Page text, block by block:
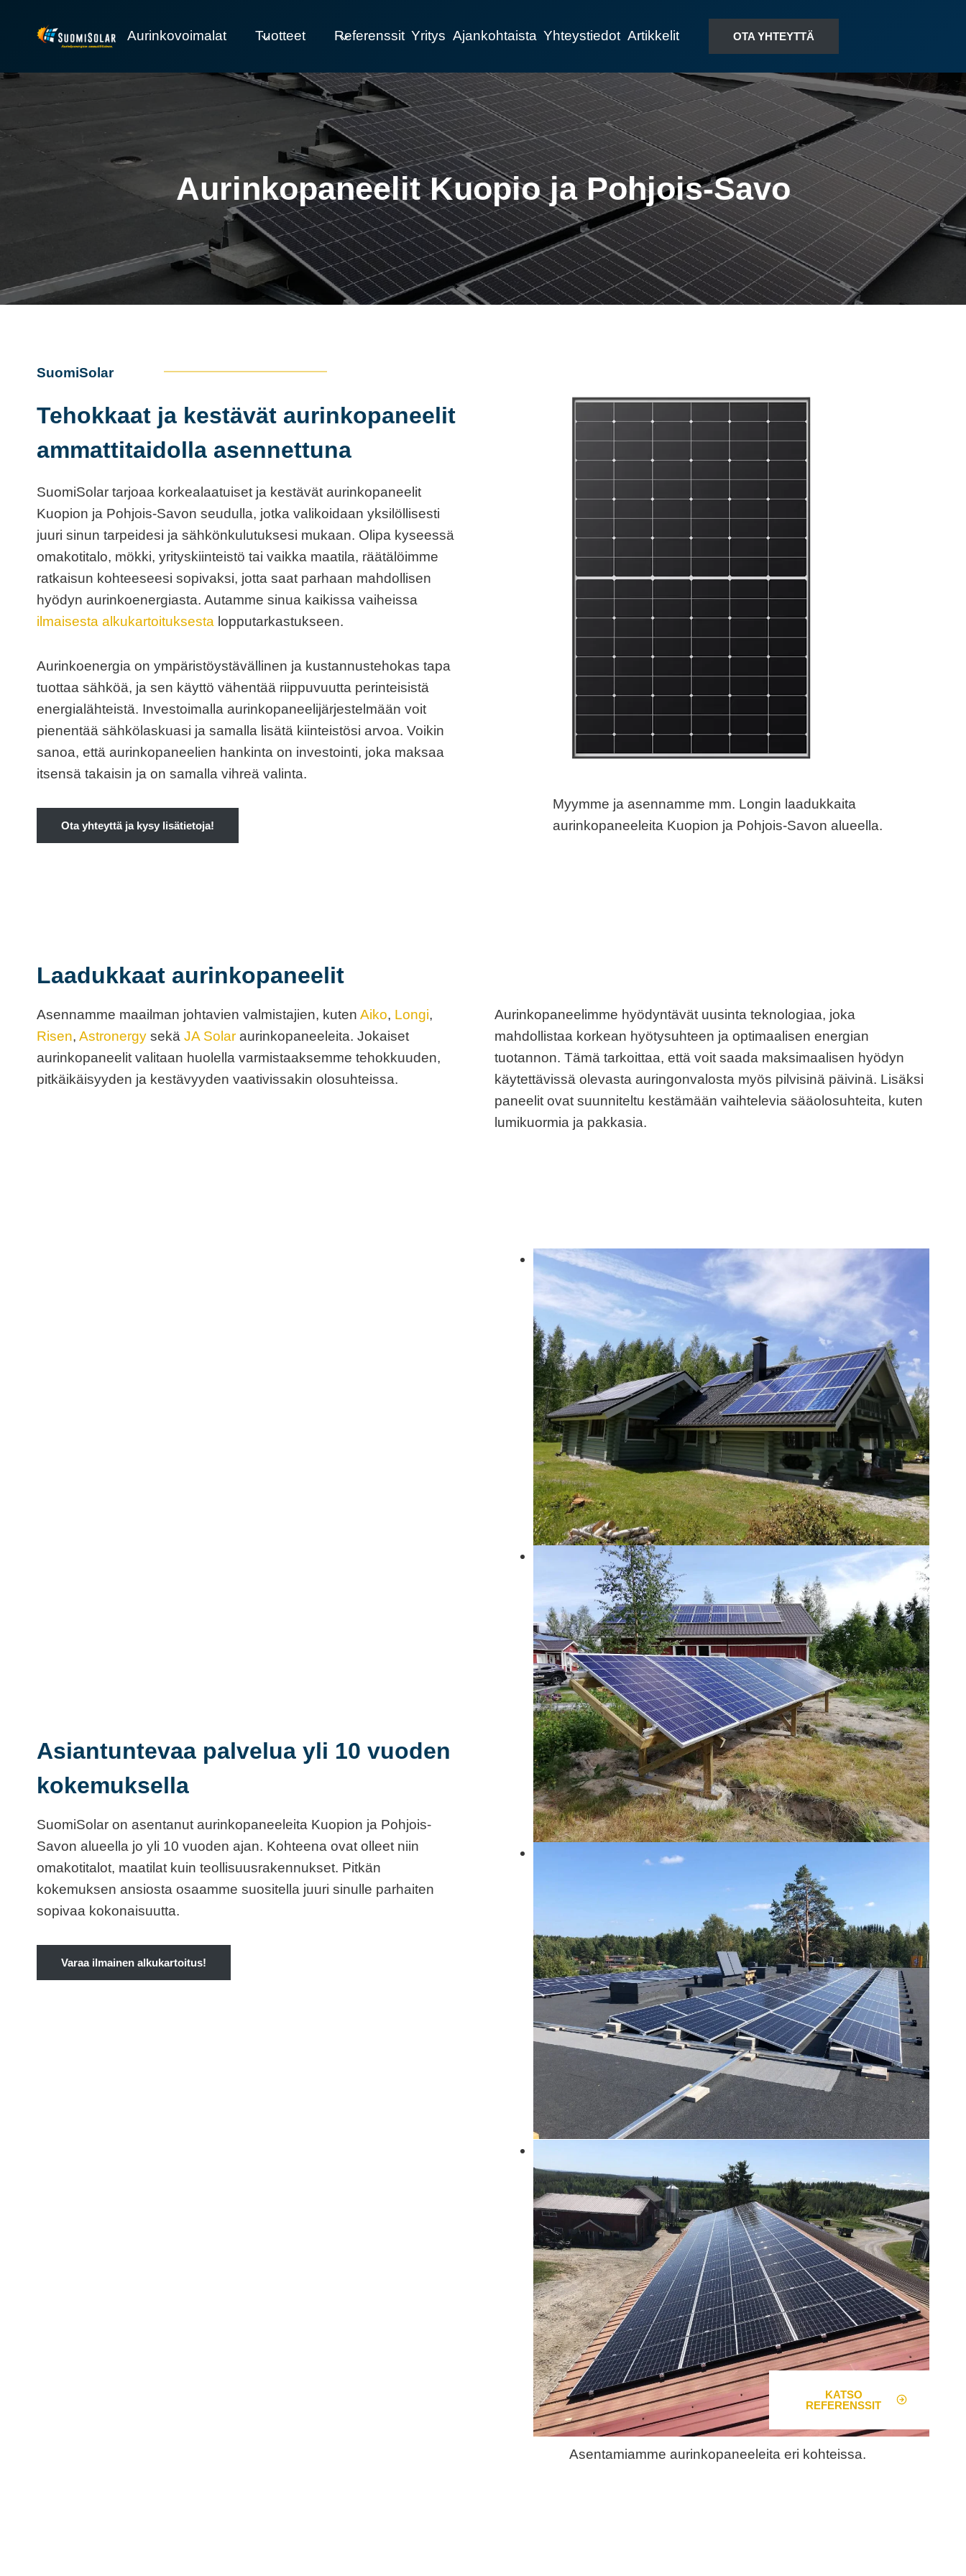
sisältöön
Aurinkovoimalat Tuotteet Referenssit Yritys Ajankohtaista Yhteystiedot Artikkelit OTA YHTEYTTÄ
Aurinkopaneelit Kuopio ja Pohjois-Savo
SuomiSolar
Tehokkaat ja kestävät aurinkopaneelit
ammattitaidolla asennettuna
SuomiSolar tarjoaa korkealaatuiset ja kestävät aurinkopaneelit
Kuopion ja Pohjois-Savon seudulla, jotka valikoidaan yksilöllisesti
juuri sinun tarpeidesi ja sähkönkulutuksesi mukaan. Olipa kyseessä
omakotitalo, mökki, yrityskiinteistö tai vaikka maatila, räätälöimme
ratkaisun kohteeseesi sopivaksi, jotta saat parhaan mahdollisen
hyödyn aurinkoenergiasta. Autamme sinua kaikissa vaiheissa
ilmaisesta alkukartoituksesta lopputarkastukseen.
Aurinkoenergia on ympäristöystävällinen ja kustannustehokas tapa
tuottaa sähköä, ja sen käyttö vähentää riippuvuutta perinteisistä
energialähteistä. Investoimalla aurinkopaneelijärjestelmään voit
pienentää sähkölaskuasi ja samalla lisätä kiinteistösi arvoa. Voikin
sanoa, että aurinkopaneelien hankinta on investointi, joka maksaa
itsensä takaisin ja on samalla vihreä valinta.
Ota yhteyttä ja kysy lisätietoja!
Myymme ja asennamme mm. Longin laadukkaita
aurinkopaneeleita Kuopion ja Pohjois-Savon alueella.
Laadukkaat aurinkopaneelit
Asennamme maailman johtavien valmistajien, kuten Aiko, Longi,
Risen, Astronergy sekä JA Solar aurinkopaneeleita. Jokaiset
aurinkopaneelit valitaan huolella varmistaaksemme tehokkuuden,
pitkäikäisyyden ja kestävyyden vaativissakin olosuhteissa.
Aurinkopaneelimme hyödyntävät uusinta teknologiaa, joka
mahdollistaa korkean hyötysuhteen ja optimaalisen energian
tuotannon. Tämä tarkoittaa, että voit saada maksimaalisen hyödyn
käytettävissä olevasta auringonvalosta myös pilvisinä päivinä. Lisäksi
paneelit ovat suunniteltu kestämään vaihtelevia sääolosuhteita, kuten
lumikuormia ja pakkasia.
Asiantuntevaa palvelua yli 10 vuoden
kokemuksella
SuomiSolar on asentanut aurinkopaneeleita Kuopion ja Pohjois-
Savon alueella jo yli 10 vuoden ajan. Kohteena ovat olleet niin
omakotitalot, maatilat kuin teollisuusrakennukset. Pitkän
kokemuksen ansiosta osaamme suositella juuri sinulle parhaiten
sopivaa kokonaisuutta.
Varaa ilmainen alkukartoitus!
KATSO
REFERENSSIT
Asentamiamme aurinkopaneeleita eri kohteissa.